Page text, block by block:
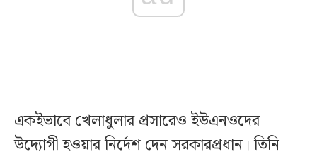
একইভাবে খেলাধুলার প্রসারেও ইউএনওদের
উদ্যোগী হওয়ার নির্দেশ দেন সরকারপ্রধান। তিনি